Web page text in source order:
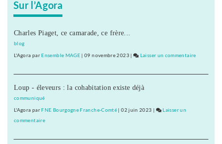
Sur l’Agora
Charles Piaget, ce camarade, ce frère...
blog
L'Agora parEnsemble MAGE |09 novembre 2023| Laisser un commentaire
Peillon
Loup - éleveurs : la cohabitation existe déjà
communiqué
L'Agora parFNE Bourgogne Franche-Comté |02 juin 2023 |
Laisser un
commentaireon
manifestants